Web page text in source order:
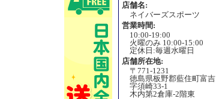
店舗名:
ネイバーズスポーツ
営業時間:
10:00-19:00
火曜のみ 10:00-15:00
定休日:毎週水曜日
店舗所在地:
〒771-1231
徳島県板野郡藍住町富吉
字須崎33-1
木内第2倉庫-2階東